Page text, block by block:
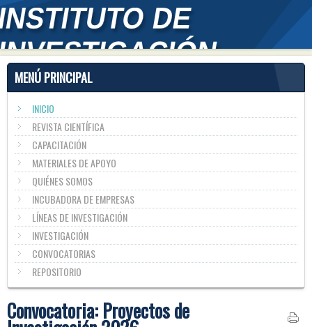
MENÚ PRINCIPAL
INICIO
REVISTA CIENTÍFICA
CAPACITACIÓN
MATERIALES DE APOYO
QUIÉNES SOMOS
INCUBADORA DE EMPRESAS
LÍNEAS DE INVESTIGACIÓN
INVESTIGACIÓN
CONVOCATORIAS
REPOSITORIO
Convocatoria: Proyectos de